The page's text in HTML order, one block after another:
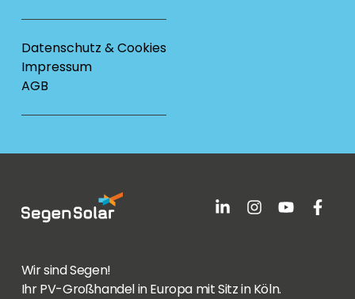
Datenschutz & Cookies
Impressum
AGB
Wir sind Segen!
Ihr PV-Großhandel in Europa mit Sitz in Köln.